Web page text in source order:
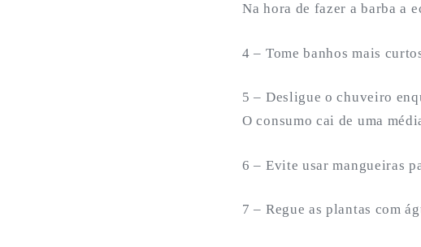
Na hora de fazer a barba a
4 – Tome banhos mais
5 – Desligue o chuveiro
O consumo cai de uma
6 – Evite usar mangueiras
7 – Regue as plantas com